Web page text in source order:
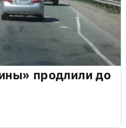
продлили до